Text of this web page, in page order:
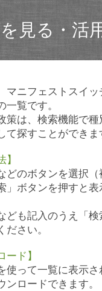
見る・活
マニフェストスイッ
一覧です。
策は、検索機能で
て探すことができま
】
どのボタンを選択（
」ボタンを押すと表
ども記入のうえ「検
ださい。
ード】
使って一覧に表示さ
ンロードできます。